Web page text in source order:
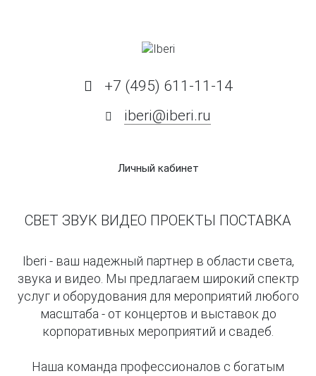
+7 (495) 611-11-14
iberi@iberi.ru
Личный кабинет
СВЕТ ЗВУК ВИДЕО ПРОЕКТЫ ПОСТАВКА
Iberi - ваш надежный партнер в области света,
звука и видео. Мы предлагаем широкий спектр
услуг и оборудования для мероприятий любого
масштаба - от концертов и выставок до
корпоративных мероприятий и свадеб.
Наша команда профессионалов с богатым